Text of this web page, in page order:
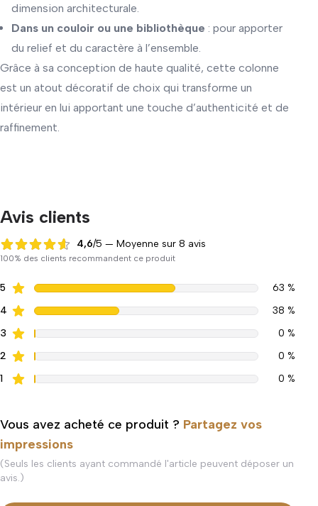
dimension architecturale.
Dans un couloir ou une bibliothèque : pour apporter
du relief et du caractère à l’ensemble.
Grâce à sa conception de haute qualité, cette colonne
est un atout décoratif de choix qui transforme un
intérieur en lui apportant une touche d’authenticité et de
raffinement.
Avis clients
4,6 sur 5
4,6/5 — Moyenne sur 8 avis
100% des clients recommandent ce produit
5
63 %
4
38 %
3
0 %
2
0 %
1
0 %
Vous avez acheté ce produit ? Partagez vos
impressions
(Seuls les clients ayant commandé l'article peuvent déposer un
avis.)